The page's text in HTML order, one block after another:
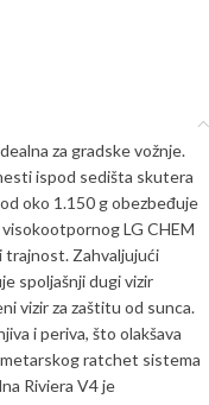
za gradske vožnje.
ispod sedišta skutera
oko 1.150 g obezbeđuje
LG CHEM
Zahvaljujući
spoljašnji dugi vizir
vizir za zaštitu od sunca.
i periva, što olakšava
ratchet sistema
Riviera V4 je